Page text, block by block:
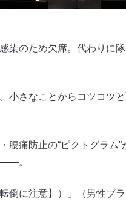
染のため欠席。代わりに
小さなことからコツコツ
腰痛防止の“ピクトグラム
――。
倒に注意】）」（男性ブ